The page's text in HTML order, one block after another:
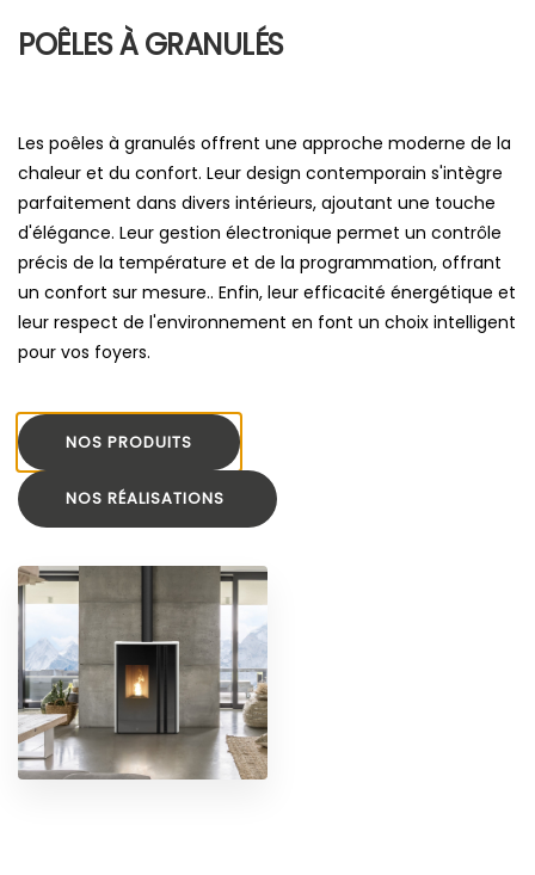
POÊLES À GRANULÉS
Les poêles à granulés offrent une approche moderne de la
chaleur et du confort. Leur design contemporain s'intègre
parfaitement dans divers intérieurs, ajoutant une touche
d'élégance. Leur gestion électronique permet un contrôle
précis de la température et de la programmation, offrant
un confort sur mesure.. Enfin, leur efficacité énergétique et
leur respect de l'environnement en font un choix intelligent
pour vos foyers.
NOS PRODUITS
NOS RÉALISATIONS